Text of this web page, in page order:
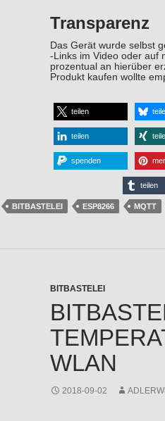
Transparenz
Das Gerät wurde selbst
-Links im Video oder auf
prozentual an hierüber
Produkt kaufen wollte
teilen
teilen
spenden
teilen
BITBASTELEI ESP8266 MQTT
BITBASTELEI
WLAN
2018-09-02